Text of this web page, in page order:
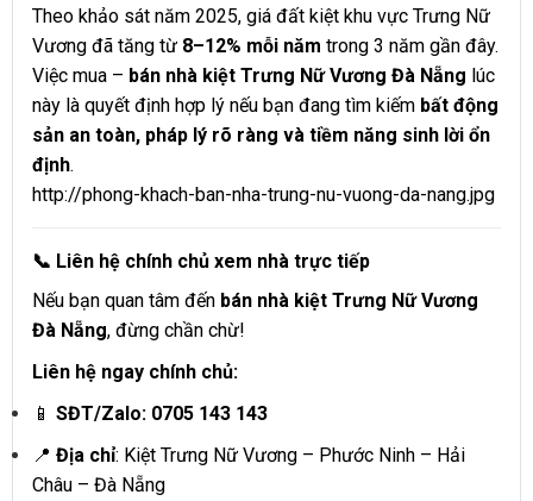
Theo khảo sát năm 2025, giá đất kiệt khu vực Trưng Nữ
Vương đã tăng từ 8–12% mỗi năm trong 3 năm gần đây.
Việc mua – bán nhà kiệt Trưng Nữ Vương Đà Nẵng lúc
này là quyết định hợp lý nếu bạn đang tìm kiếm bất động
sản an toàn, pháp lý rõ ràng và tiềm năng sinh lời ổn
định.
http://phong-khach-ban-nha-trung-nu-vuong-da-nang.jpg
📞 Liên hệ chính chủ xem nhà trực tiếp
Nếu bạn quan tâm đến bán nhà kiệt Trưng Nữ Vương
Đà Nẵng, đừng chần chừ!
Liên hệ ngay chính chủ:
📱 SĐT/Zalo: 0705 143 143
📍 Địa chỉ: Kiệt Trưng Nữ Vương – Phước Ninh – Hải
Châu – Đà Nẵng